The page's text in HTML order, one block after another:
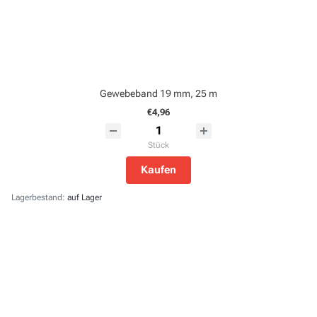
Gewebeband 19 mm, 25 m
€4,96
Stück
Kaufen
Lagerbestand: auf Lager